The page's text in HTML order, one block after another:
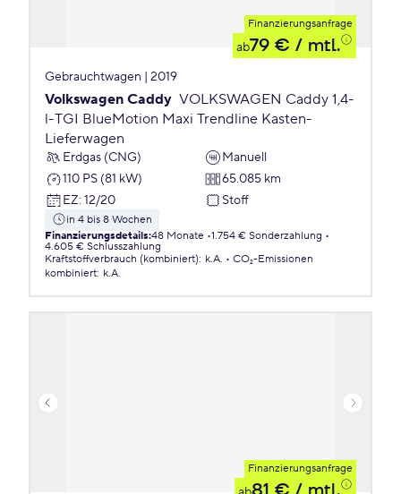
Finanzierungsanfrage
ab79 € / mtl.
Gebrauchtwagen | 2019
Volkswagen Caddy VOLKSWAGEN Caddy 1,4-
l-TGI BlueMotion Maxi Trendline Kasten-
Lieferwagen
Erdgas (CNG)
Manuell
110 PS (81 kW)
65.085 km
EZ: 12/20 Stoff
in 4 bis 8 Wochen
Finanzierungsdetails:48 Monate 1.754 € Sonderzahlung
4.605 € Schlusszahlung
Kraftstoffverbrauch (kombiniert): k.A.
CO₂-Emissionen
kombiniert: k.A.
Finanzierungsanfrage